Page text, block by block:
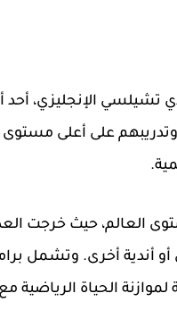
الإنجليزي، أحد
على أعلى مستوى
العالم، حيث خرجت
أندية أخرى. وتشمل
لموازنة الحياة الرياضية